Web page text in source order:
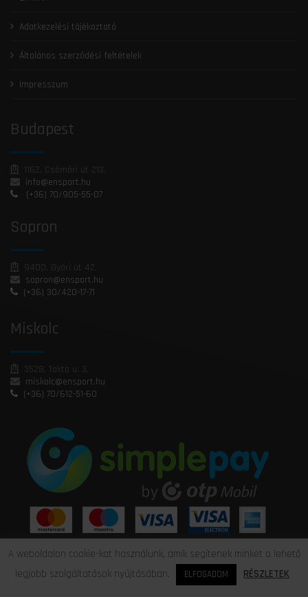
Adatkezelési tájékoztató
Általános szerződési feltételek
Impresszum
Budapest
1162, Csömöri út 213.
info@ensport.hu
(+36) 70/905-55-07
Sopron
9400, Győri út 42.
sopron@ensport.hu
(+36) 30/420-17-71
Miskolc
3528, Takta u. 3.
miskolc@ensport.hu
(+36) 70/612-51-60
A weboldalon cookie-kat használunk, amik segítenek minket a lehető
legjobb szolgáltatások nyújtásában.
ELFOGADOM RÉSZLETEK